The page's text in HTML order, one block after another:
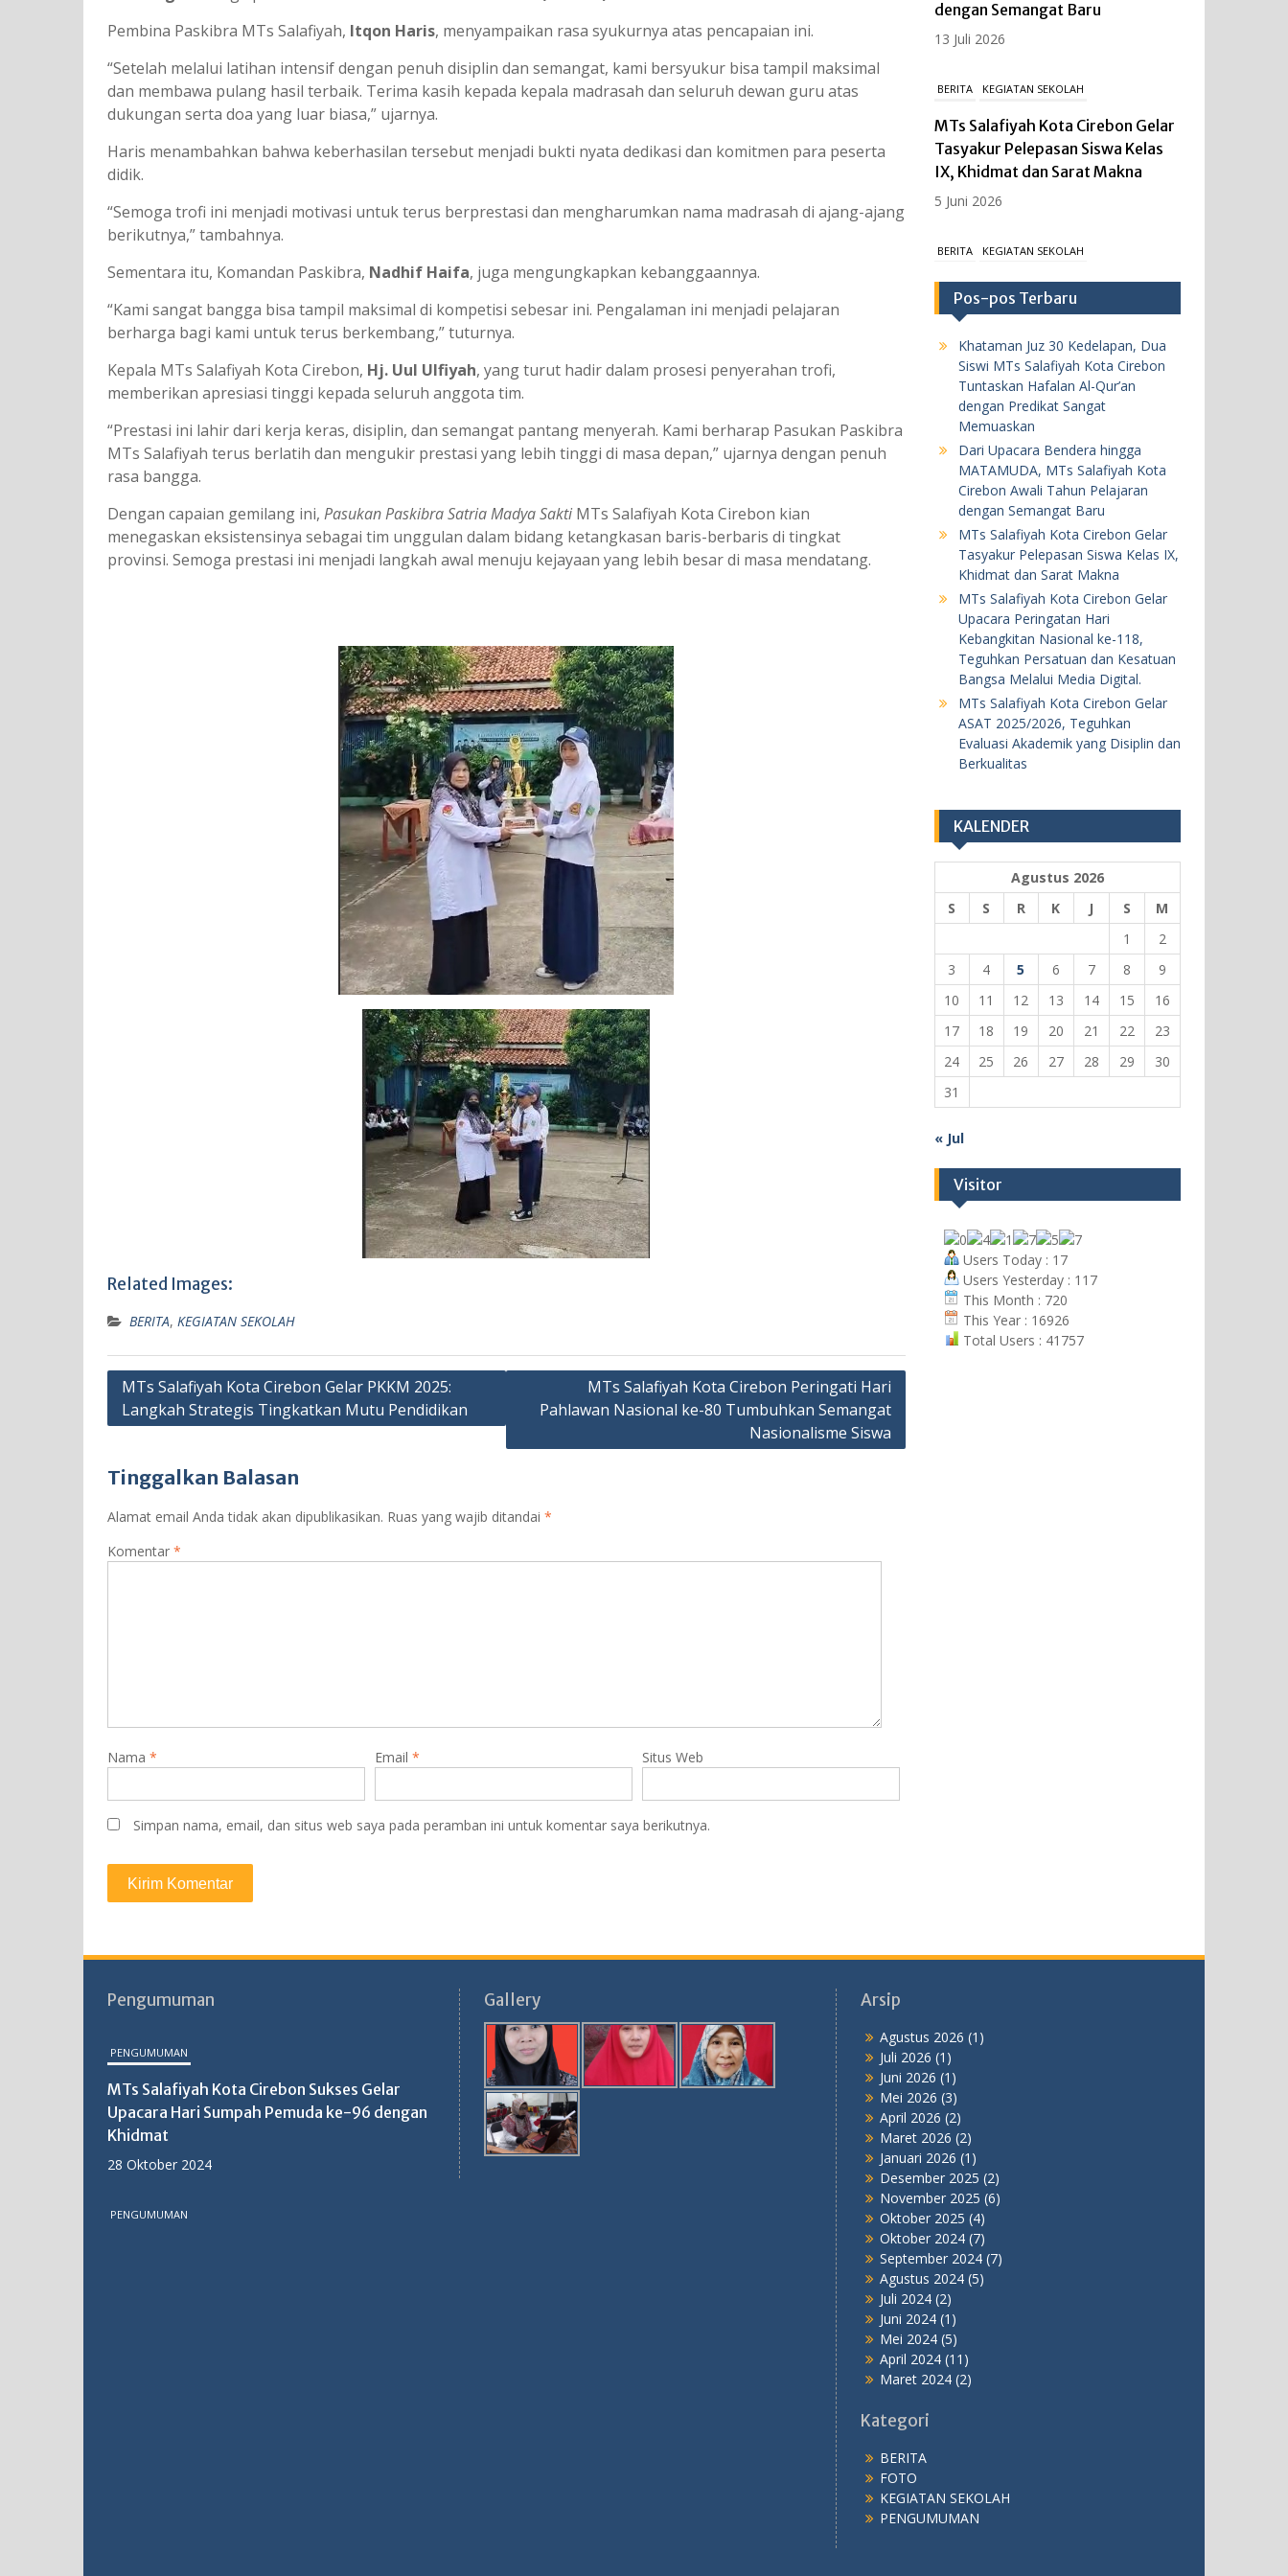
Pembina Paskibra MTs Salafiyah, Itqon Haris, menyampaikan rasa syukurnya atas pencapaian ini.
“Setelah melalui latihan intensif dengan penuh disiplin dan semangat, kami bersyukur bisa tampil maksimal
dan membawa pulang hasil terbaik. Terima kasih kepada kepala madrasah dan seluruh dewan guru atas
dukungan serta doa yang luar biasa,” ujarnya.
Haris menambahkan bahwa keberhasilan tersebut menjadi bukti nyata dedikasi dan komitmen para peserta
didik.
“Semoga trofi ini menjadi motivasi untuk terus berprestasi dan mengharumkan nama madrasah di ajang-ajang
berikutnya,” tambahnya.
Sementara itu, Komandan Paskibra, Nadhif Haifa, juga mengungkapkan kebanggaannya.
“Kami sangat bangga bisa tampil maksimal di kompetisi sebesar ini. Pengalaman ini menjadi pelajaran
berharga bagi kami untuk terus berkembang,” tuturnya.
Kepala MTs Salafiyah Kota Cirebon, Hj. Uul Ulfiyah, yang turut hadir dalam prosesi penyerahan trofi,
memberikan apresiasi tinggi kepada seluruh anggota tim.
“Prestasi ini lahir dari kerja keras, disiplin, dan semangat pantang menyerah. Kami berharap Pasukan Paskibra
MTs Salafiyah terus berlatih dan mengukir prestasi yang lebih tinggi di masa depan,” ujarnya dengan penuh
rasa bangga.
Dengan capaian gemilang ini, Pasukan Paskibra Satria Madya Sakti MTs Salafiyah Kota Cirebon kian
menegaskan eksistensinya sebagai tim unggulan dalam bidang ketangkasan baris-berbaris di tingkat
provinsi. Semoga prestasi ini menjadi langkah awal menuju kejayaan yang lebih besar di masa mendatang.
Related Images:
BERITA, KEGIATAN SEKOLAH
Navigasi
pos
MTs Salafiyah Kota Cirebon Gelar PKKM 2025:
Langkah Strategis Tingkatkan Mutu Pendidikan
MTs Salafiyah Kota Cirebon Peringati Hari
Pahlawan Nasional ke-80 Tumbuhkan Semangat
Nasionalisme Siswa
Tinggalkan Balasan
Alamat email Anda tidak akan dipublikasikan. Ruas yang wajib ditandai *
Komentar *
Nama * Email* Situs Web
Simpan nama, email, dan situs web saya pada peramban ini untuk komentar saya berikutnya.
dengan Semangat Baru
13 Juli 2026
BERITA KEGIATAN SEKOLAH
MTs Salafiyah Kota Cirebon Gelar
Tasyakur Pelepasan Siswa Kelas
IX, Khidmat dan Sarat Makna
5 Juni 2026
BERITA KEGIATAN SEKOLAH
MTs Salafiyah Kota Cirebon Gelar
Upacara Peringatan Hari
Teguhkan Persatuan dan
Kesatuan Bangsa Melalui Media
Digital.
20 Mei 2026
KEGIATAN SEKOLAH
MTs Salafiyah Kota Cirebon Gelar
ASAT 2025/2026, Teguhkan
Evaluasi Akademik yang Disiplin
18 Mei 2026
BERITA KEGIATAN SEKOLAH
Khataman Juz 30 Kedelapan, Dua
Siswi MTs Salafiyah Kota Cirebon
Tuntaskan Hafalan Al-Qur’an
dengan Predikat Sangat
5 Agustus 2026
KEGIATAN SEKOLAH
Dari Upacara Bendera hingga
MATAMUDA, MTs Salafiyah Kota
Cirebon Awali Tahun Pelajaran
dengan Semangat Baru
13 Juli 2026
Pos-pos Terbaru
Khataman Juz 30 Kedelapan, Dua
Siswi MTs Salafiyah Kota Cirebon
Tuntaskan Hafalan Al-Qur’an
dengan Predikat Sangat
Memuaskan
Dari Upacara Bendera hingga
MATAMUDA, MTs Salafiyah Kota
Cirebon Awali Tahun Pelajaran
dengan Semangat Baru
MTs Salafiyah Kota Cirebon Gelar
Tasyakur Pelepasan Siswa Kelas IX,
Khidmat dan Sarat Makna
MTs Salafiyah Kota Cirebon Gelar
Upacara Peringatan Hari
Kebangkitan Nasional ke-118,
Teguhkan Persatuan dan Kesatuan
Bangsa Melalui Media Digital.
MTs Salafiyah Kota Cirebon Gelar
ASAT 2025/2026, Teguhkan
Evaluasi Akademik yang Disiplin dan
Berkualitas
KALENDER
Agustus 2026
S
S R K J S
M
1
2
3
4 5 6 7 8
9
10
11 12 13 14 15
16
17
18 19 20 21 22
23
24
25 26 27 28 29
30
31
« Jul
Visitor
Users Today : 17
Users Yesterday : 117
This Month : 720
This Year : 16926
Total Users : 41757
Pengumuman
PENGUMUMAN
MTs Salafiyah Kota Cirebon Sukses Gelar
Upacara Hari Sumpah Pemuda ke-96 dengan
Khidmat
28 Oktober 2024
PENGUMUMAN
Gallery Arsip
Agustus 2026 (1)
Juli 2026 (1)
Juni 2026 (1)
Mei 2026 (3)
April 2026 (2)
Maret 2026 (2)
Januari 2026 (1)
Desember 2025 (2)
November 2025 (6)
Oktober 2025 (4)
Oktober 2024(7)
September 2024(7)
Agustus 2024(5)
Juli 2024(2)
Juni 2024(1)
Mei 2024(5)
April 2024(11)
Maret 2024(2)
Kategori
BERITA
FOTO
KEGIATAN SEKOLAH
PENGUMUMAN